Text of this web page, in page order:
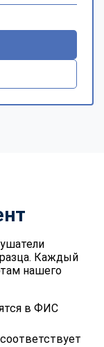
Каждый
нашего
в ФИС